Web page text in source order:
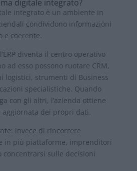
digitale integrato?
integrato è un ambiente in
condividono informazioni
e coerente.
diventa il centro operativo
ad esso possono ruotare CRM,
logistici, strumenti di Business
specialistiche. Quando
con gli altri, l’azienda ottiene
aggiornata dei propri dati.
invece di rincorrere
in più piattaforme, imprenditori
concentrarsi sulle decisioni